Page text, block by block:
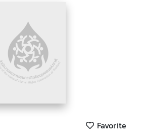
Favorite